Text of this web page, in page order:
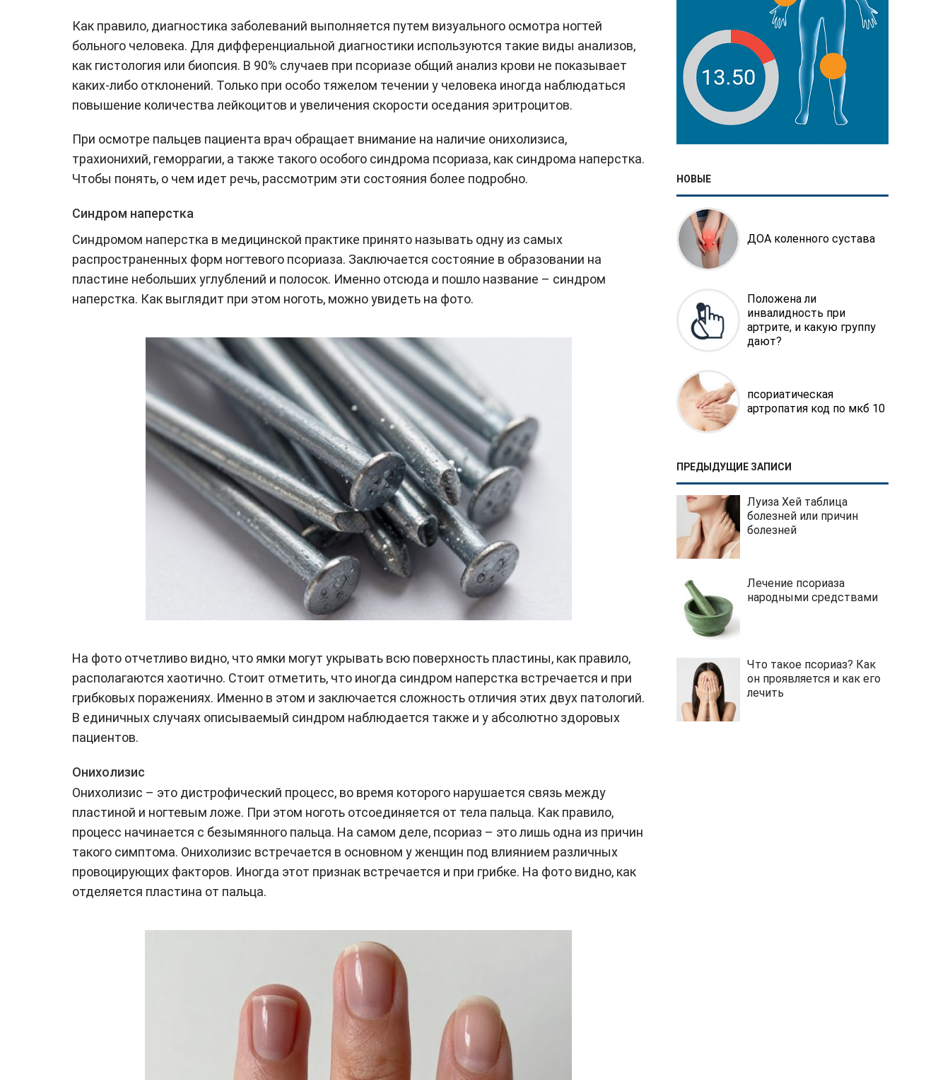
Как правило, диагностика заболеваний выполняется путем визуального осмотра ногтей
больного человека. Для дифференциальной диагностики используются такие виды анализов,
как гистология или биопсия. В 90% случаев при псориазе общий анализ крови не показывает
каких-либо отклонений. Только при особо тяжелом течении у человека иногда наблюдаться
повышение количества лейкоцитов и увеличения скорости оседания эритроцитов.
При осмотре пальцев пациента врач обращает внимание на наличие онихолизиса,
трахионихий, геморрагии, а также такого особого синдрома псориаза, как синдрома наперстка.
Чтобы понять, о чем идет речь, рассмотрим эти состояния более подробно.
Синдром наперстка
Синдромом наперстка в медицинской практике принято называть одну из самых
распространенных форм ногтевого псориаза. Заключается состояние в образовании на
пластине небольших углублений и полосок. Именно отсюда и пошло название – синдром
наперстка. Как выглядит при этом ноготь, можно увидеть на фото.
На фото отчетливо видно, что ямки могут укрывать всю поверхность пластины, как правило,
располагаются хаотично. Стоит отметить, что иногда синдром наперстка встречается и при
грибковых поражениях. Именно в этом и заключается сложность отличия этих двух патологий.
В единичных случаях описываемый синдром наблюдается также и у абсолютно здоровых
пациентов.
Онихолизис
Онихолизис – это дистрофический процесс, во время которого нарушается связь между
пластиной и ногтевым ложе. При этом ноготь отсоединяется от тела пальца. Как правило,
процесс начинается с безымянного пальца. На самом деле, псориаз – это лишь одна из причин
такого симптома. Онихолизис встречается в основном у женщин под влиянием различных
провоцирующих факторов. Иногда этот признак встречается и при грибке. На фото видно, как
отделяется пластина от пальца.
НОВЫЕ
ДОА коленного сустава
Положена ли
инвалидность при
артрите, и какую группу
дают?
псориатическая
артропатия код по мкб 10
ПРЕДЫДУЩИЕ ЗАПИСИ
Луиза Хей таблица
болезней или причин
болезней
Лечение псориаза
народными средствами
Что такое псориаз? Как
он проявляется и как его
лечить